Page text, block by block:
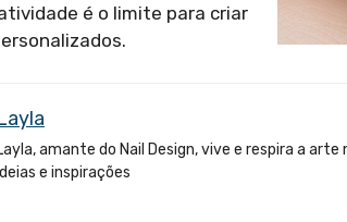
é o limite para criar
amante do Nail Design, vive e respira a
e inspirações